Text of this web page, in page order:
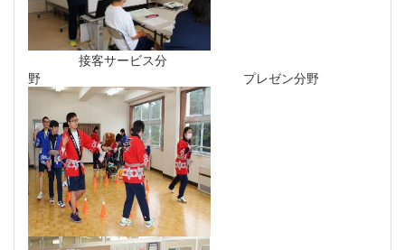
接客サービス分
野 プレゼン分野